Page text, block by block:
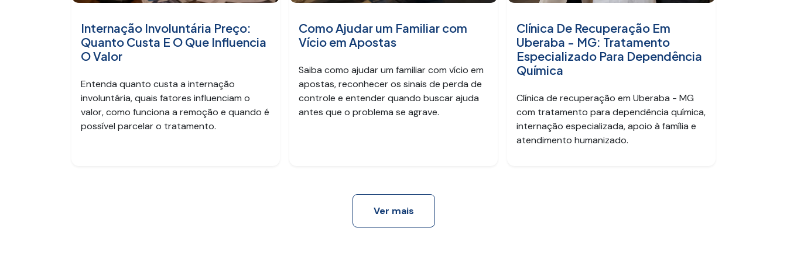
Internação Involuntária Preço:
Quanto Custa E O Que Influencia
O Valor
Entenda quanto custa a internação
involuntária, quais fatores influenciam o
valor, como funciona a remoção e quando é
possível parcelar o tratamento.
Como Ajudar um Familiar com
Vício em Apostas
Saiba como ajudar um familiar com vício em
apostas, reconhecer os sinais de perda de
controle e entender quando buscar ajuda
antes que o problema se agrave.
Clínica De Recuperação Em
Uberaba - MG: Tratamento
Especializado Para Dependência
Química
Clínica de recuperação em Uberaba - MG
com tratamento para dependência química,
internação especializada, apoio à família e
atendimento humanizado.
Ver mais